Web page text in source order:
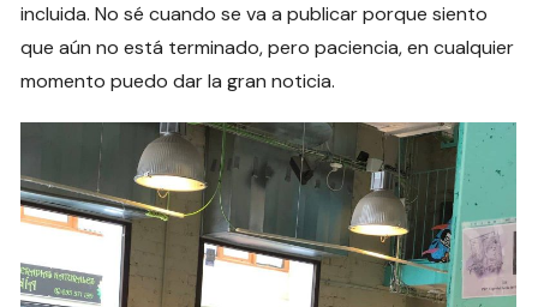
incluida. No sé cuando se va a publicar porque siento
que aún no está terminado, pero paciencia, en cualquier
momento puedo dar la gran noticia.